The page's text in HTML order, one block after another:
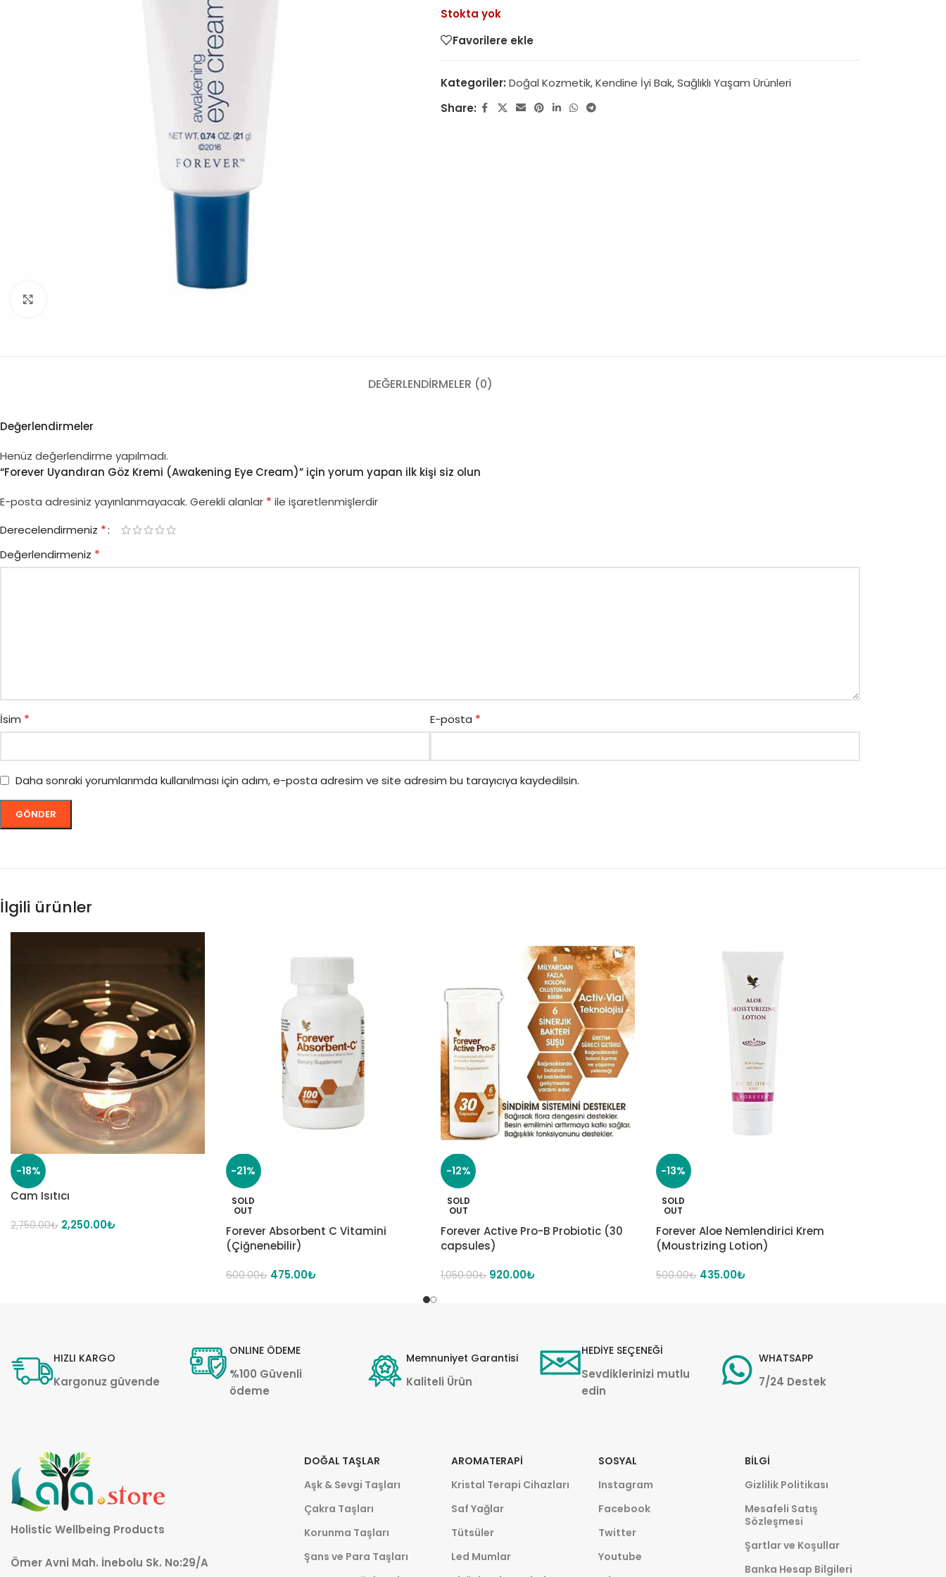
Stokta yok
Favorilere ekle
Kategoriler: Doğal Kozmetik,Kendine İyi Bak,Sağlıklı Yaşam Ürünleri
Share:
DEĞERLENDIRMELER (0)
Değerlendirmeler
Henüz değerlendirme yapılmadı.
“Forever Uyandıran Göz Kremi (Awakening Eye Cream)” için yorum yapan ilk kişi siz olun
E-posta adresiniz yayınlanmayacak. Gerekli alanlar * ile işaretlenmişlerdir
Derecelendirmeniz *
Değerlendirmeniz *
İsim * E-posta *
Daha sonraki yorumlarımda kullanılması için adım, e-posta adresim ve site adresim bu tarayıcıya kaydedilsin.
İlgili ürünler
-18%
Cam Isıtıcı
2,750.00₺ 2,250.00₺
-21%
SOLD
OUT
Forever Absorbent C Vitamini
(Çiğnenebilir)
600.00₺ 475.00₺
-12%
SOLD
OUT
Forever Active Pro-B Probiotic (30
capsules)
1,050.00₺ 920.00₺
-13%
SOLD
OUT
Forever Aloe Nemlendirici Krem
(Moustrizing Lotion)
500.00₺ 435.00₺
HIZLI KARGO
Kargonuz güvende
ONLINE ÖDEME
%100 Güvenli
ödeme
Memnuniyet Garantisi
Kaliteli Ürün
HEDİYE SEÇENEĞİ
Sevdiklerinizi mutlu
edin
WHATSAPP
7/24 Destek
Holistic Wellbeing Products
Ömer Avni Mah. İnebolu Sk. No:29/A
DOĞAL TAŞLAR
Aşk & Sevgi Taşları
Çakra Taşları
Korunma Taşları
Şans ve Para Taşları
AROMATERAPI
Kristal Terapi Cihazları
Saf Yağlar
Tütsüler
Led Mumlar
SOSYAL
Instagram
Facebook
Twitter
Youtube
BILGI
Gizlilik Politikası
Mesafeli Satış
Sözleşmesi
Şartlar ve Koşullar
Banka Hesap Bilgileri